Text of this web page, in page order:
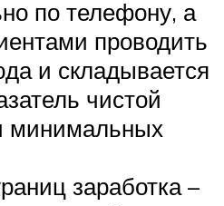
по телефону, а
проводить
и складывается
чистой
минимальных
заработка –